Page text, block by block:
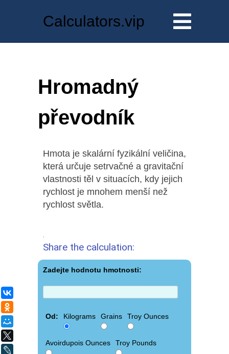
Calculators.vip
Hromadný
převodník
Hmota je skalární fyzikální veličina,
která určuje setrvačné a gravitační
vlastnosti těl v situacích, kdy jejich
rychlost je mnohem menší než
rychlost světla.
Share the calculation:
Zadejte hodnotu hmotnosti:
Od: Kilograms Grains Troy Ounces
Avoirdupois Ounces Troy Pounds
LiveJournal